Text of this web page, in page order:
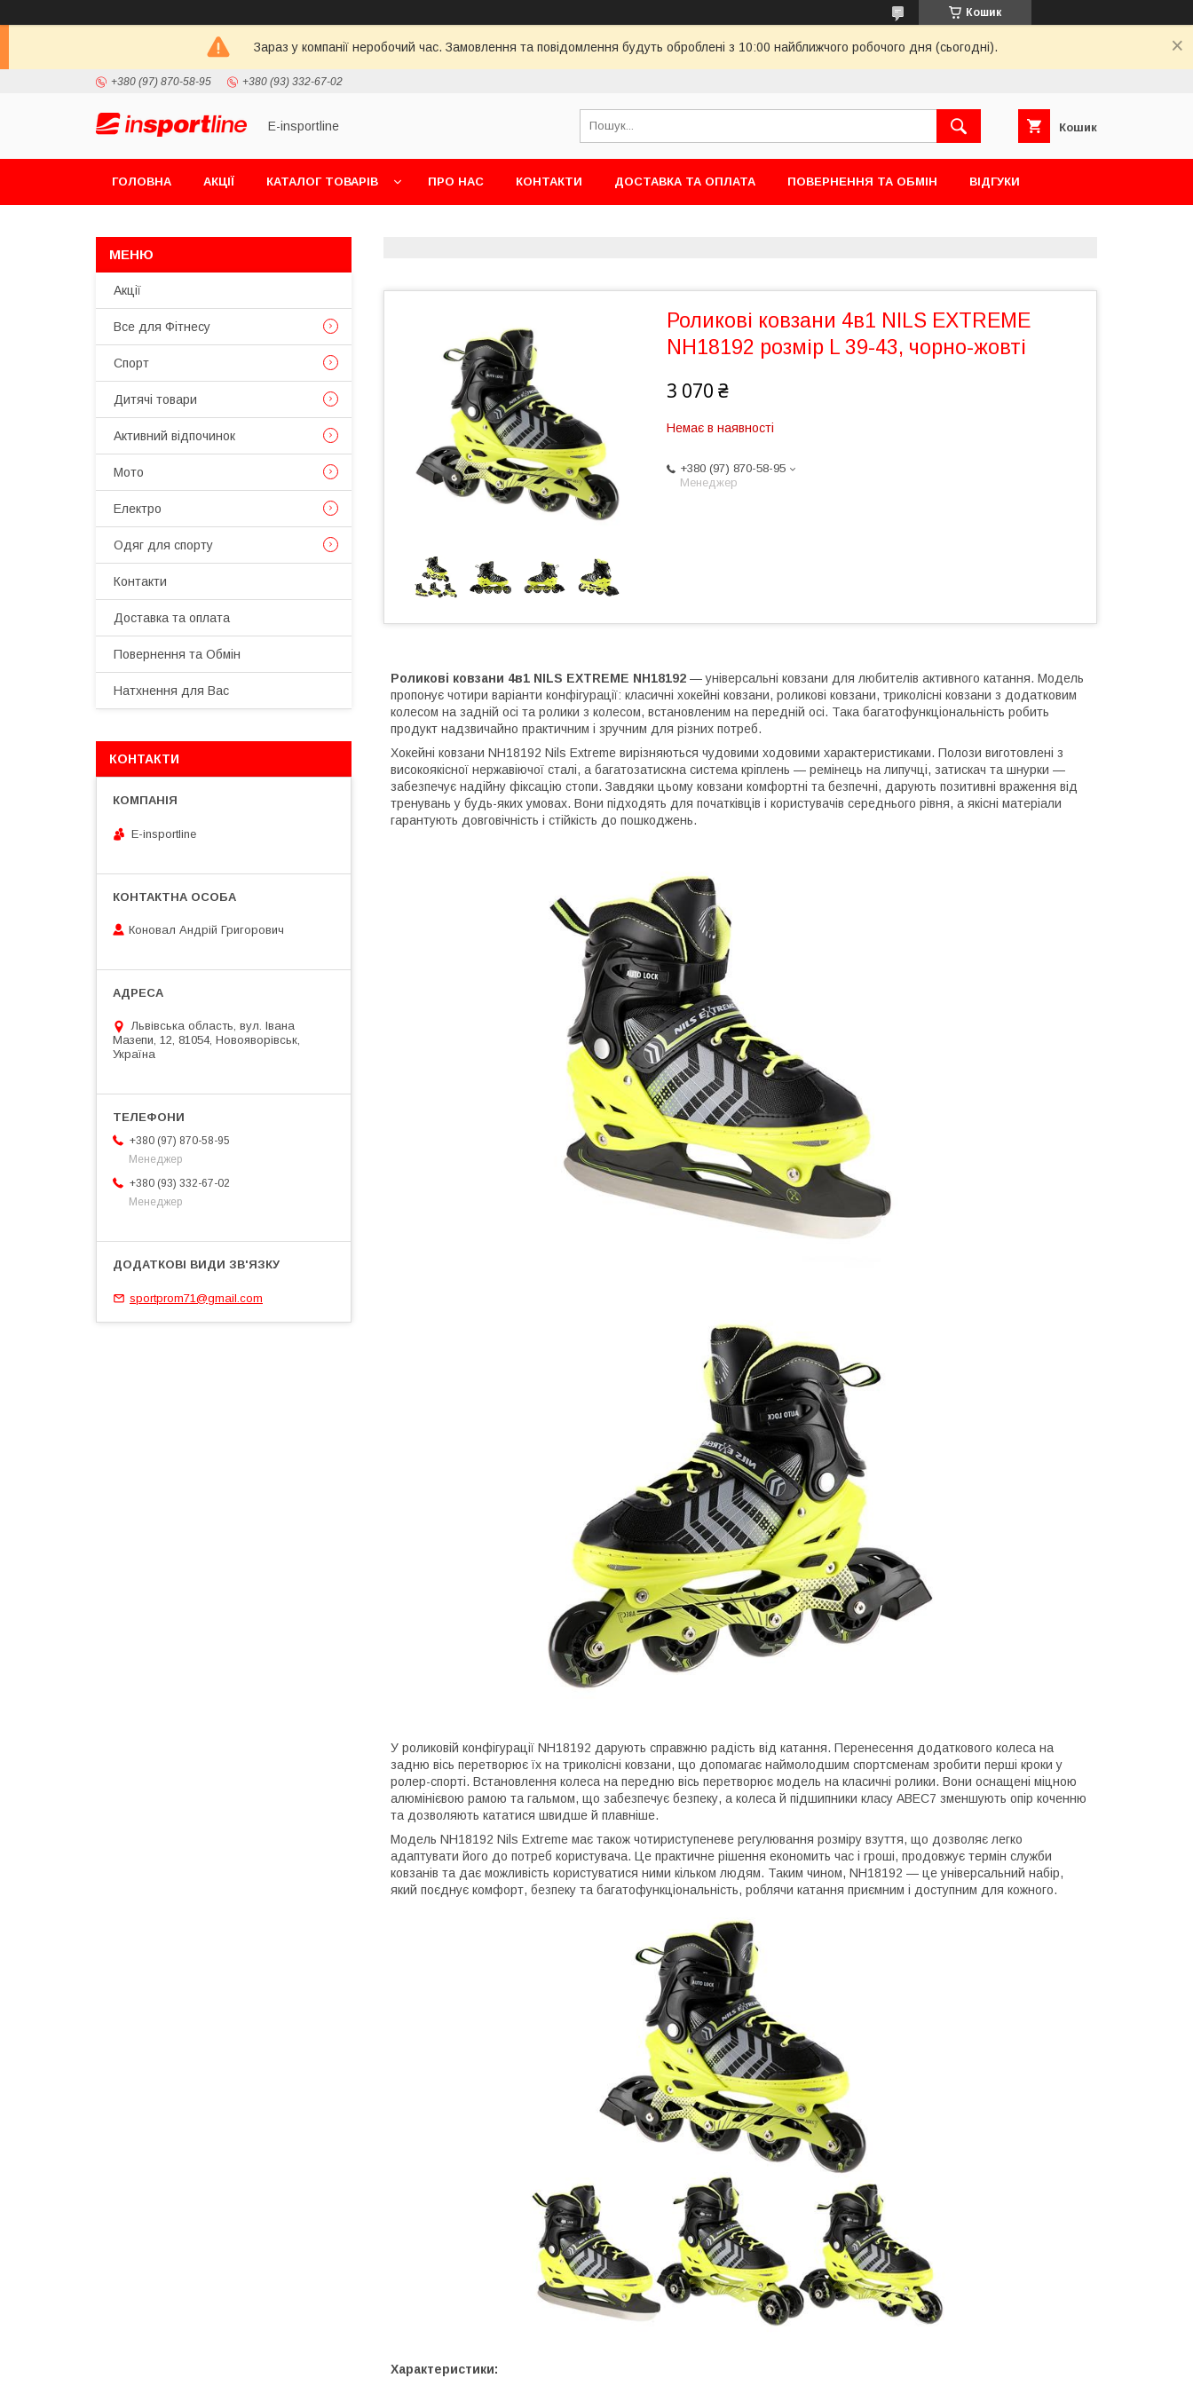
Кошик
Зараз у компанії неробочий час. Замовлення та повідомлення будуть оброблені з 10:00 найближчого робочого дня (сьогодні).
+380 (97) 870-58-95 +380 (93) 332-67-02
E-insportline Кошик
ГОЛОВНА АКЦІЇ КАТАЛОГ ТОВАРІВ ПРО НАС КОНТАКТИ ДОСТАВКА ТА ОПЛАТА ПОВЕРНЕННЯ ТА ОБМІН ВІДГУКИ
Роликові ковзани 4в1 NILS EXTREME
NH18192 розмір L 39-43, чорно-жовті
3 070 ₴
Немає в наявності
+380 (97) 870-58-95
Менеджер
Роликові ковзани 4в1 NILS EXTREME NH18192 — універсальні ковзани для любителів активного катання. Модель
пропонує чотири варіанти конфігурації: класичні хокейні ковзани, роликові ковзани, триколісні ковзани з додатковим
колесом на задній осі та ролики з колесом, встановленим на передній осі. Така багатофункціональність робить
продукт надзвичайно практичним і зручним для різних потреб.
Хокейні ковзани NH18192 Nils Extreme вирізняються чудовими ходовими характеристиками. Полози виготовлені з
високоякісної нержавіючої сталі, а багатозатискна система кріплень — ремінець на липучці, затискач та шнурки —
забезпечує надійну фіксацію стопи. Завдяки цьому ковзани комфортні та безпечні, дарують позитивні враження від
тренувань у будь-яких умовах. Вони підходять для початківців і користувачів середнього рівня, а якісні матеріали
гарантують довговічність і стійкість до пошкоджень.
У роликовій конфігурації NH18192 дарують справжню радість від катання. Перенесення додаткового колеса на
задню вісь перетворює їх на триколісні ковзани, що допомагає наймолодшим спортсменам зробити перші кроки у
ролер-спорті. Встановлення колеса на передню вісь перетворює модель на класичні ролики. Вони оснащені міцною
алюмінієвою рамою та гальмом, що забезпечує безпеку, а колеса й підшипники класу ABEC7 зменшують опір коченню
та дозволяють кататися швидше й плавніше.
Модель NH18192 Nils Extreme має також чотириступеневе регулювання розміру взуття, що дозволяє легко
адаптувати його до потреб користувача. Це практичне рішення економить час і гроші, продовжує термін служби
ковзанів та дає можливість користуватися ними кільком людям. Таким чином, NH18192 — це універсальний набір,
який поєднує комфорт, безпеку та багатофункціональність, роблячи катання приємним і доступним для кожного.
Характеристики:
Акції
Все для Фітнесу
Спорт
Дитячі товари
Активний відпочинок
Мото
Електро
Одяг для спорту
Контакти
Доставка та оплата
Повернення та Обмін
Натхнення для Вас
КОНТАКТИ
E-insportline
Коновал Андрій Григорович
Львівська область, вул. Івана
Мазепи, 12, 81054, Новояворівськ,
Україна
+380 (97) 870-58-95
Менеджер
+380 (93) 332-67-02
Менеджер
sportprom71@gmail.com